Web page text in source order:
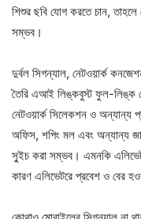
শিশুর ছবি যোগ করতে চান, তাহলে
সম্ভব।
দুর্বল সিগন্যাল, নেটওয়ার্ক
তৈরি এআই লিঙ্কবুস্ট ফুল-লিঙ্ক
নেটওয়ার্ক সিলেকশন ও অন্যান্য
অফিস, শপিং মল এবং অন্যান্য
সু্ইচ করা সম্ভব। এমনকি
কারণ এলিভেটরে প্রবেশ ও বের